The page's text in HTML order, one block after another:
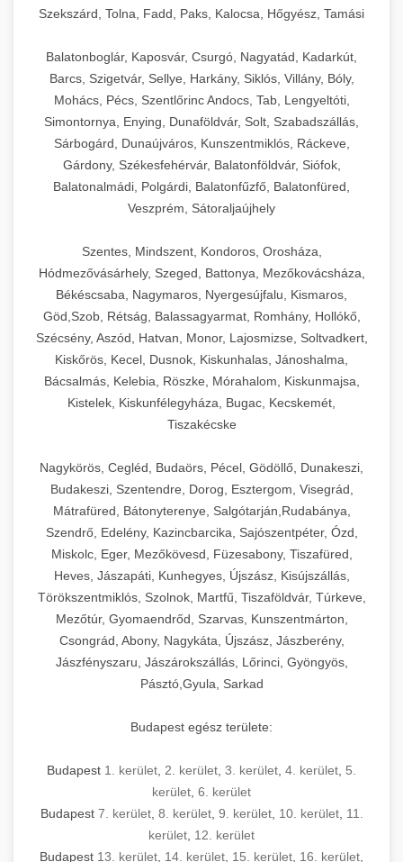
Szekszárd, Tolna, Fadd, Paks, Kalocsa, Hőgyész, Tamási
Balatonboglár, Kaposvár, Csurgó, Nagyatád, Kadarkút,
Barcs, Szigetvár, Sellye, Harkány, Siklós, Villány, Bóly,
Mohács, Pécs, Szentlőrinc Andocs, Tab, Lengyeltóti,
Simontornya, Enying, Dunaföldvár, Solt, Szabadszállás,
Sárbogárd, Dunaújváros, Kunszentmiklós, Ráckeve,
Gárdony, Székesfehérvár, Balatonföldvár, Siófok,
Balatonalmádi, Polgárdi, Balatonfűzfő, Balatonfüred,
Veszprém, Sátoraljaújhely
Szentes, Mindszent, Kondoros, Orosháza,
Hódmezővásárhely, Szeged, Battonya, Mezőkovácsháza,
Békéscsaba, Nagymaros, Nyergesújfalu, Kismaros,
Göd,Szob, Rétság, Balassagyarmat, Romhány, Hollókő,
Szécsény, Aszód, Hatvan, Monor, Lajosmizse, Soltvadkert,
Kiskőrös, Kecel, Dusnok, Kiskunhalas, Jánoshalma,
Bácsalmás, Kelebia, Röszke, Mórahalom, Kiskunmajsa,
Kistelek, Kiskunfélegyháza, Bugac, Kecskemét,
Tiszakécske
Nagykörös, Cegléd, Budaörs, Pécel, Gödöllő, Dunakeszi,
Budakeszi, Szentendre, Dorog, Esztergom, Visegrád,
Mátrafüred, Bátonyterenye, Salgótarján,Rudabánya,
Szendrő, Edelény, Kazincbarcika, Sajószentpéter, Ózd,
Miskolc, Eger, Mezőkövesd, Füzesabony, Tiszafüred,
Heves, Jászapáti, Kunhegyes, Újszász, Kisújszállás,
Törökszentmiklós, Szolnok, Martfű, Tiszaföldvár, Túrkeve,
Mezőtúr, Gyomaendrőd, Szarvas, Kunszentmárton,
Csongrád, Abony, Nagykáta, Újszász, Jászberény,
Jászfényszaru, Jászárokszállás, Lőrinci, Gyöngyös,
Pásztó,Gyula, Sarkad
Budapest egész területe:
Budapest 1. kerület 2. kerület 3. kerület 4. kerület 5.
kerület 6. kerület
Budapest 7. kerület, 8. kerület, 9. kerület, 10. kerület, 11.
kerület 12. kerület
Budapest 13. kerület 14. kerület 15. kerület 16. kerület